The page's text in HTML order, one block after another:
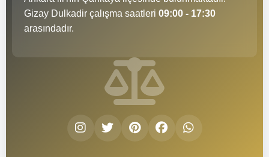
Gizay Dulkadir çalışma saatleri 09:00 - 17:30
arasındadır.